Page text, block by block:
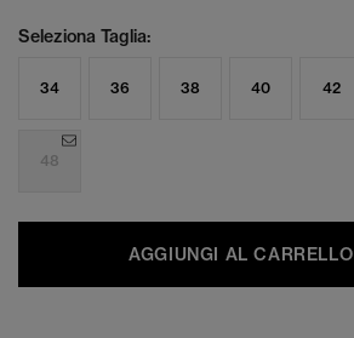
Seleziona Taglia:
34 36 38 40 42
48
AGGIUNGI AL CARRELLO